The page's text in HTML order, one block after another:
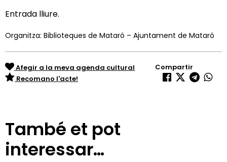
Entrada lliure.
Organitza: Biblioteques de Mataró – Ajuntament de Mataró
Afegir a la meva agenda cultural
Recomano l'acte!
Compartir
També et pot
interessar…